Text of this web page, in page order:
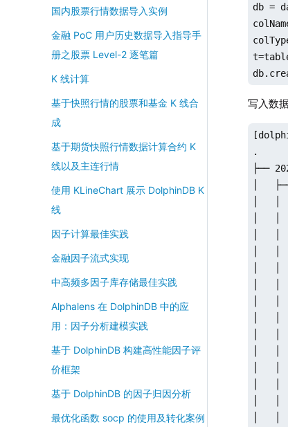
国内股票行情数据导入实例
金融 PoC 用户历史数据导入指导手
册之股票 Level-2 逐笔篇
K 线计算
基于快照行情的股票和基金 K 线合
成
基于期货快照行情数据计算合约 K
线以及主连行情
使用 KLineChart 展示 DolphinDB K
线
因子计算最佳实践
金融因子流式实现
中高频多因子库存储最佳实践
Alphalens 在 DolphinDB 中的应
用：因子分析建模实践
基于 DolphinDB 构建高性能因子评
价框架
基于 DolphinDB 的因子归因分析
最优化函数 socp 的使用及转化案例
db =
写入数
.
├──
│
│
│
│
│
│
│
│
│
│
│
│
│
│
│